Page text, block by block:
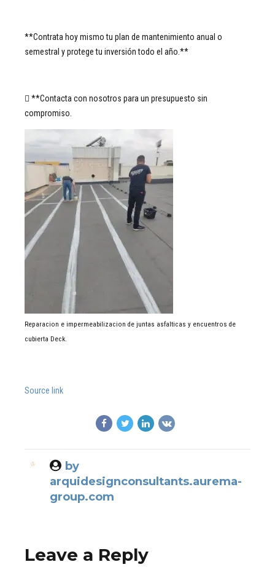
**Contrata hoy mismo tu plan de mantenimiento anual o
semestral y protege tu inversión todo el año.**
 **Contacta con nosotros para un presupuesto sin
compromiso.
Reparacion e impermeabilizacion de juntas asfalticas y encuentros de
cubierta Deck.
Source link
by
arquidesignconsultants.aurema-
group.com
Leave a Reply